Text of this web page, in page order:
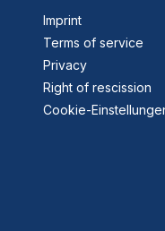
Imprint
Terms of service
Privacy
Right of rescission
Cookie-